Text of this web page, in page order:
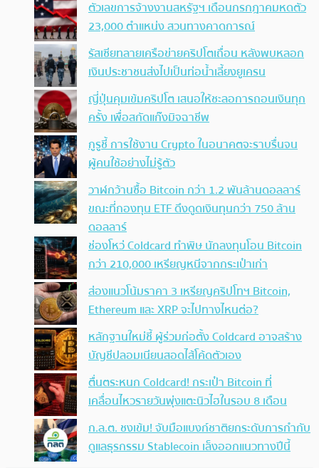
ตัวเลขการจ้างงานสหรัฐฯ เดือนกรกฎาคมหดตัว
23,000 ตำแหน่ง สวนทางคาดการณ์
รัสเซียทลายเครือข่ายคริปโตเถื่อน หลังพบหลอก
เงินประชาชนส่งไปเป็นท่อน้ำเลี้ยงยูเครน
ญี่ปุ่นคุมเข้มคริปโต เสนอให้ชะลอการถอนเงินทุก
ครั้ง เพื่อสกัดแก๊งมิจฉาชีพ
กูรูชี้ การใช้งาน Crypto ในอนาคตจะราบรื่นจน
ผู้คนใช้อย่างไม่รู้ตัว
วาฬกว้านซื้อ Bitcoin กว่า 1.2 พันล้านดอลลาร์
ขณะที่กองทุน ETF ดึงดูดเงินทุนกว่า 750 ล้าน
ดอลลาร์
ช่องโหว่ Coldcard ทำพิษ นักลงทุนโอน Bitcoin
กว่า 210,000 เหรียญหนีจากกระเป๋าเก่า
ส่องแนวโน้มราคา 3 เหรียญคริปโทฯ Bitcoin,
Ethereum และ XRP จะไปทางไหนต่อ?
หลักฐานใหม่ชี้ ผู้ร่วมก่อตั้ง Coldcard อาจสร้าง
บัญชีปลอมเนียนสอดไส้โค้ดตัวเอง
ตื่นตระหนก Coldcard! กระเป๋า Bitcoin ที่
เคลื่อนไหวรายวันพุ่งแตะนิวไฮในรอบ 8 เดือน
ก.ล.ต. ชงเข้ม! จับมือแบงก์ชาติยกระดับการกำกับ
ดูแลธุรกรรม Stablecoin เล็งออกแนวทางปีนี้